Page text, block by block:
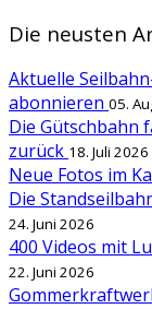
Die neusten
Aktuelle
abonnieren 05.
Die Gütschbahn
zurück 18. Juli 2026
Neue Fotos im
Die
24. Juni 2026
400 Videos mit
22. Juni 2026